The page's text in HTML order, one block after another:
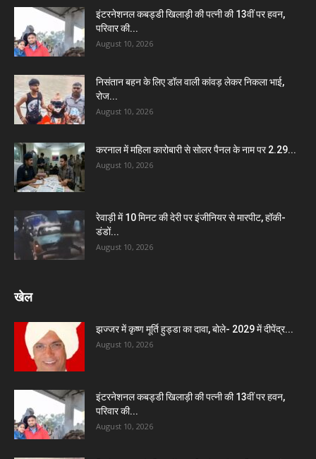
इंटरनेशनल कबड्डी खिलाड़ी की पत्नी की 13वीं पर हवन,
परिवार की...
August 10, 2026
निसंतान बहन के लिए डॉल वाली कांवड़ लेकर निकला भाई,
रोज...
August 10, 2026
करनाल में महिला कारोबारी से सोलर पैनल के नाम पर 2.29...
August 10, 2026
रेवाड़ी में 10 मिनट की देरी पर इंजीनियर से मारपीट, हॉकी-
डंडों...
August 10, 2026
खेल
झज्जर में कृष्ण मूर्ति हुड्डा का दावा, बोले- 2029 में दीपेंद्र...
August 10, 2026
इंटरनेशनल कबड्डी खिलाड़ी की पत्नी की 13वीं पर हवन,
परिवार की...
August 10, 2026